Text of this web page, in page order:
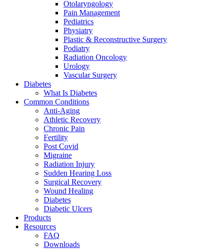
Otolaryngology
Pain Management
Pediatrics
Physiatry
Plastic & Reconstructive Surgery
Podiatry
Radiation Oncology
Urology
Vascular Surgery
Diabetes
What Is Diabetes
Common Conditions
Anti-Aging
Athletic Recovery
Chronic Pain
Fertility
Post Covid
Migraine
Radiation Injury
Sudden Hearing Loss
Surgical Recovery
Wound Healing
Diabetes
Diabetic Ulcers
Products
Resources
FAQ
Downloads